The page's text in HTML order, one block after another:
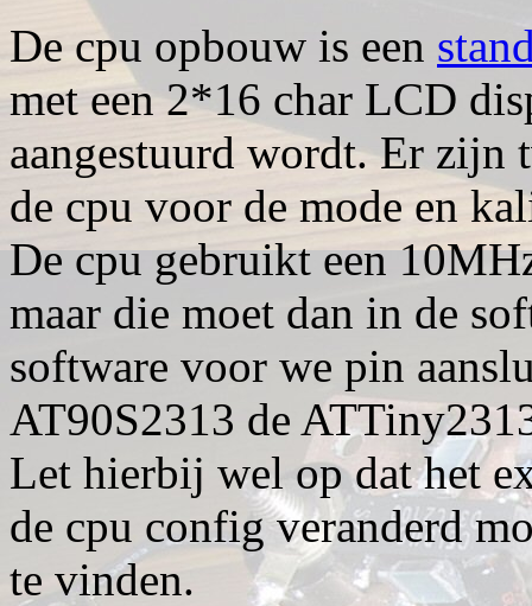
De cpu opbouw is een
met een 2*16 char LCD
aangestuurd wordt. Er zijn
de cpu voor de mode en
De cpu gebruikt een
maar die moet dan in de
software voor we pin
AT90S2313 de
Let hierbij wel op dat het
de cpu config veranderd
te vinden.